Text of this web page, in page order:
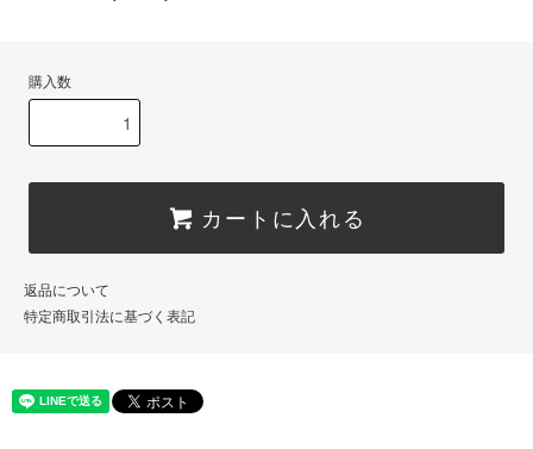
購入数
カートに入れる
返品について
特定商取引法に基づく表記